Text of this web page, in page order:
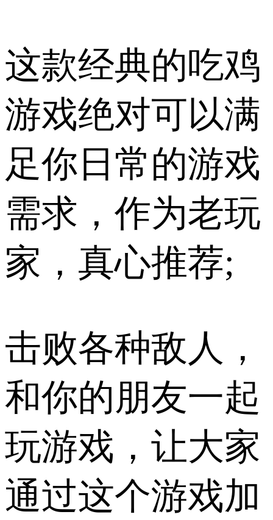
这款经典的吃鸡
游戏绝对可以满
足你日常的游戏
需求，作为老玩
家，真心推荐;
击败各种敌人，
和你的朋友一起
玩游戏，让大家
通过这个游戏加